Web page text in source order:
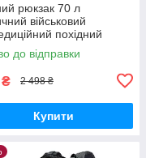
рюкзак 70 л
військовий
похідний
трекінговий.
кольору, 2,
до відправки
₴ 2 498 ₴
Купити